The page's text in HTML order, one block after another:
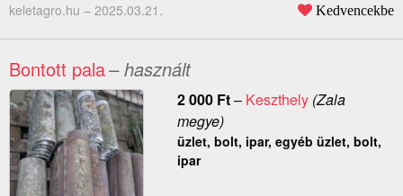
keletagro.hu – 2025.03.21. Kedvencekbe
Bontott pala– használt
2 000 Ft– Keszthely(Zala
megye)
üzlet, bolt, ipar, egyéb üzlet, bolt,
ipar